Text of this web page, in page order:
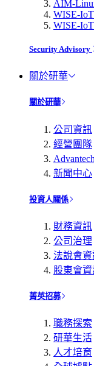
AIM-
WISE-
WISE-
Security Advisory
關於研華
關於研華
公司資訊
經營團隊
新聞中心
投資人關係
財務資訊
公司治理
法說會資
股東會資
菁英招募
職務探索
研華生活
人才培育